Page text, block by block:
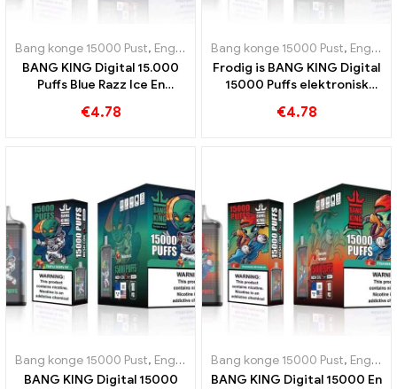
Bang konge 15000 Pust, Engangs e-cigaretter Sverige ,Engangs e-
BANG KING Digital 15.000
Puffs Blue Razz Ice En
engangsbrug
€4.78
Bang konge 15000 Pust, Engangs e-cigaretter Sverige
Frodig is BANG KING Digital
15000 Puffs elektronisk
Vandmelon
€4.78
Bang konge 15000 Pust, Engangs e-cigaretter Sverige ,Engangs e-
BANG KING Digital 15000
Bang konge 15000 Pust, Engangs e-cigaretter Sverige
BANG KING Digital 15000 En